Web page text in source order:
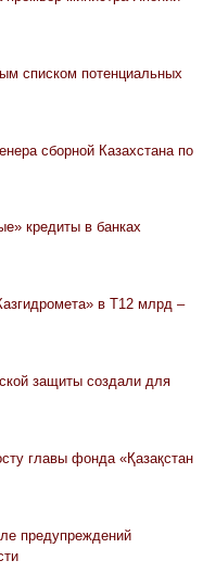
списком потенциальных
сборной Казахстана по
кредиты в банках
в Т12 млрд –
защиты создали для
главы фонда «Қазақстан
предупреждений